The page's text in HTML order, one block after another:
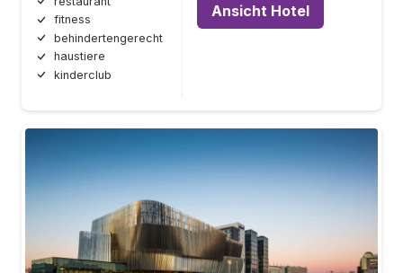
fitness
behindertengerecht
haustiere
kinderclub
Ansicht Hotel